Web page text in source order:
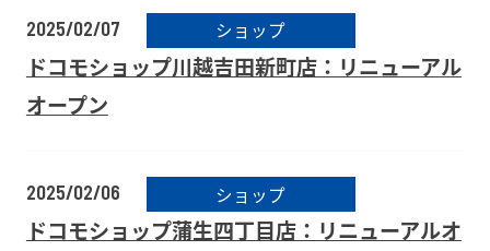
2025/02/07 ショップ
ドコモショップ川越吉田新町店：リニューアル
オープン
2025/02/06 ショップ
ドコモショップ蒲生四丁目店：リニューアルオ